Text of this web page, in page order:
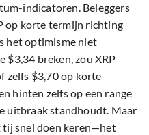
indicatoren. Beleggers
op korte termijn richting
het optimisme niet
$3,34 breken, zou XRP
zelfs $3,70 op korte
hinten zelfs op een range
uitbraak standhoudt. Maar
tij snel doen keren—het